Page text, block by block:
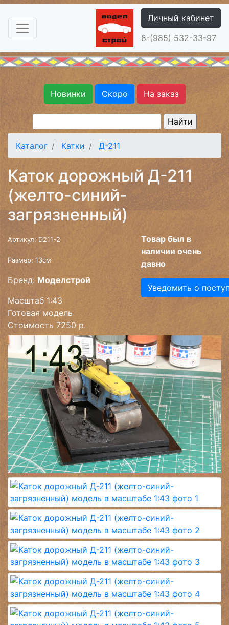
Личный кабинет
8-(985) 532-33-97
Новинки Скоро На заказ
Каталог Катки Д-211
Каток дорожный Д-211
(желто-синий-
загрязненный)
Артикул: D211-2
Размер: 13см
Бренд: Моделстрой
Масштаб 1:43
Готовая модель
Стоимость 7250 р.
Товар был в
наличии очень
давно
Уведомить о